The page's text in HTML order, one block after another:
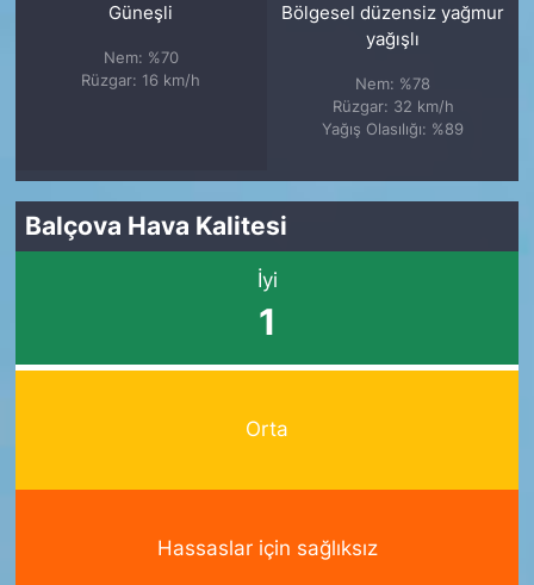
Güneşli
Nem: %70
Rüzgar: 16 km/h
Bölgesel düzensiz yağmur
yağışlı
Nem: %78
Rüzgar: 32 km/h
Yağış Olasılığı: %89
Balçova Hava Kalitesi
İyi
1
Orta
Hassaslar için sağlıksız